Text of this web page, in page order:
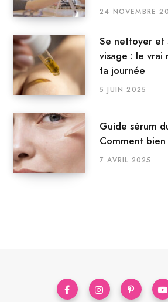
24 NOVEMBRE
Se nettoyer et
visage : le vrai
ta journée
5 JUIN 2025
Guide sérum
Comment
7 AVRIL 2025